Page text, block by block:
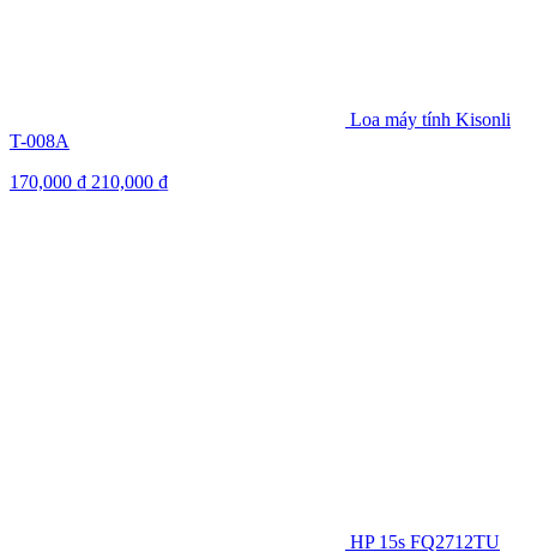
Loa máy tính Kisonli
T-008A
170,000 ₫ 210,000 ₫
HP 15s FQ2712TU